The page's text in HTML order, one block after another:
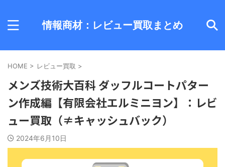
情報商材：レビュー買取まとめ
HOME > レビュー買取 >
メンズ技術大百科 ダッフルコートパター
ン作成編【有限会社エルミニヨン】：レビ
ュー買取（≠キャッシュバック）
2024年6月10日